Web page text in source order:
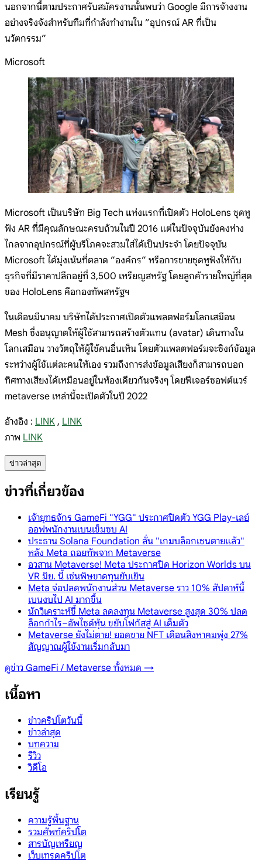
นอกจากนี้ตามประกาศรับสมัครงานนั้นพบว่า Google มีการจ้างงาน
อย่างจริงจังสำหรับทีมที่กำลังทำงานใน ”อุปกรณ์ AR ที่เป็น
นวัตกรรม”
Microsoft
Microsoft เป็นบริษัท Big Tech แห่งแรกที่เปิดตัว HoloLens ชุดหู
ฟัง AR ที่มีคุณลักษณะครบถ้วนในปี 2016 แต่ในปัจจุบันยังคงห่าง
ไกลจากอุปกรณ์ที่ผู้บริโภคจะสวมใส่ได้เป็นประจำ โดยปัจจุบัน
Microsoft ได้มุ่งเน้นที่ตลาด ”องค์กร” หรือการขายชุดหูฟังให้กับ
ธุรกิจที่มีราคาปลีกอยู่ที่ 3,500 เหรียญสหรัฐ โดยลูกค้ารายใหญ่ที่สุด
ของ HoloLens คือกองทัพสหรัฐฯ
ในเดือนมีนาคม บริษัทได้ประกาศเปิดตัวแพลตฟอร์มโลกเสมือน
Mesh ซึ่งอนุญาตให้ผู้ใช้สามารถสร้างตัวแทน (avatar) เดินทางใน
โลกเสมือน วางวัตถุให้ผู้ใช้คนอื่นเห็น โดยตัวแพลตฟอร์มจะซิงก์ข้อมูล
ระหว่างผู้ใช้แต่ละคนให้เอง รวมถึงการส่งข้อมูลเสียงก็สามารถบอก
ทิศทางเสียงได้เหมือนอยู่ในห้องเดียวกันจริงๆ โดยฟีเจอร์ซอฟต์แวร์
metaverse เหล่านี้จะเปิดตัวในปี 2022
อ้างอิง : LINK , LINK
ภาพ LINK
ข่าวล่าสุด
ข่าวที่เกี่ยวข้อง
เจ้ายุทธจักร GameFi "YGG" ประกาศปิดตัว YGG Play-เลย์
ออฟพนักงานเบนเข็มซบ AI
ประธาน Solana Foundation ลั่น "เกมบล็อกเชนตายแล้ว"
หลัง Meta ถอยทัพจาก Metaverse
อวสาน Metaverse! Meta ประกาศปิด Horizon Worlds บน
VR มิย. นี้ เซ่นพิษขาดทุนยับเยิน
Meta จ่อปลดพนักงานส่วน Metaverse ราว 10% สัปดาห์นี้
เบนงบไป AI มากขึ้น
นักวิเคราะห์ชี้ Meta ลดลงทุน Metaverse สูงสุด 30% ปลด
ล็อกกำไร–อัพไซด์หุ้น ขยับโฟกัสสู่ AI เต็มตัว
Metaverse ยังไม่ตาย! ยอดขาย NFT เดือนสิงหาคมพุ่ง 27%
สัญญาณผู้ใช้งานเริ่มกลับมา
ดูข่าว GameFi / Metaverse ทั้งหมด →
เนื้อหา
ข่าวคริปโตวันนี้
ข่าวล่าสุด
บทความ
รีวิว
วิดีโอ
เรียนรู้
ความรู้พื้นฐาน
รวมศัพท์คริปโต
สารบัญเหรียญ
เว็บเทรดคริปโต